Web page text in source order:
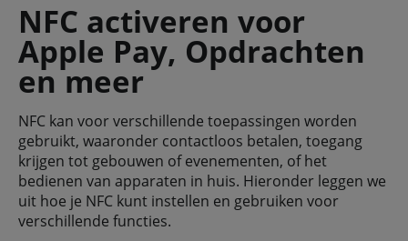
NFC activeren voor
Apple Pay, Opdrachten
en meer
NFC kan voor verschillende toepassingen worden
gebruikt, waaronder contactloos betalen, toegang
krijgen tot gebouwen of evenementen, of het
bedienen van apparaten in huis. Hieronder leggen we
uit hoe je NFC kunt instellen en gebruiken voor
verschillende functies.